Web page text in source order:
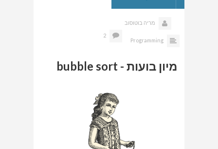
מריה בוטוסוב
Programming
2
מיון בועות - bubble sort